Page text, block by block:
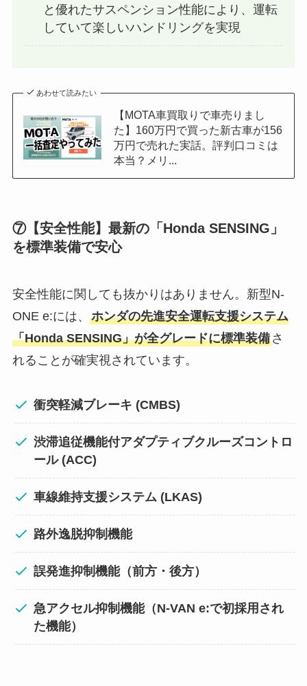
と優れたサスペンション性能により、運転
していて楽しいハンドリングを実現
あわせて読みたい
【MOTA車買取りで車売りまし
た】160万円で買った新古車が156
万円で売れた実話。評判口コミは
本当？メリ...
⑦【安全性能】最新の「Honda SENSING」
を標準装備で安心
安全性能に関しても抜かりはありません。新型N-
ONE e:には、 ホンダの先進安全運転支援システム
「Honda SENSING」が全グレードに標準装備さ
れることが確実視されています。
衝突軽減ブレーキ (CMBS)
渋滞追従機能付アダプティブクルーズコントロ
ール (ACC)
車線維持支援システム (LKAS)
路外逸脱抑制機能
誤発進抑制機能（前方・後方）
急アクセル抑制機能（N-VAN e:で初採用され
た機能）